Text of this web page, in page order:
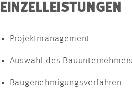
EINZELLEISTUNGEN
Projektmanagement
Auswahl des Bauunternehmers
Baugenehmigungsverfahren